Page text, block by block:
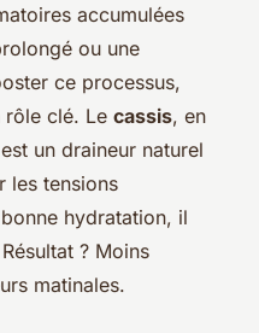
accumulées
ou une
ce processus,
rôle clé. Le cassis, en
un draineur naturel
les tensions
hydratation, il
? Moins
matinales.